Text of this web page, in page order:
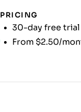
PRICING
30-day free trial
From $2.50/